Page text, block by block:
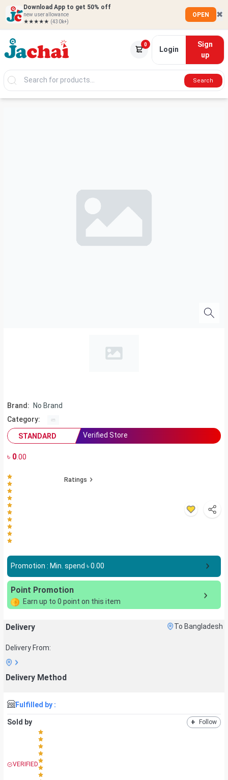
Download App to get 50% off
new user allowance
★★★★★ (430k+)
OPEN ✖
0
Login
Sign
up
Search
Brand:
No Brand
Category:
STANDARD
Verified Store
৳ 0.00
Ratings
Promotion : Min. spend ৳0.00
Point Promotion
Earn up to 0 point on this item
Delivery To Bangladesh
Delivery From:
Delivery Method
Fulfilled by :
Sold by + Follow
VERIFIED